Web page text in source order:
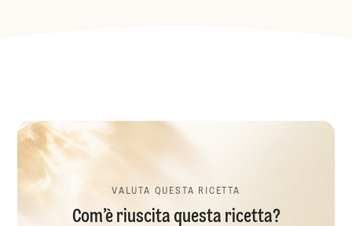
VALUTA QUESTA RICETTA
Com’è riuscita questa ricetta?